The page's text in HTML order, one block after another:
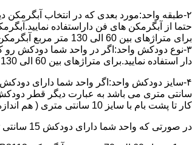
حتما از آبگرمکن های فن داراستفاده
برای متراژهای بین 60 الی 130 متر مربع آبگرمکن B3315IF و متراژهای بالای 130 متر مربع آبگرمکن B3318IF مناسب می باشد.
۳-نوع دودکش واحد:اگر در واحد شما دودکش رو
دار استفاده نمایید.برای متراژهای بین 60 الی 130 متر مربع آبگرمکن B3315IF و متراژهای بالای 130 متر مربع آبگرمکن B3318IF مناسب می باشد.
کار تا پشت بام با سایز 10 سانتی متری ( هم اندازه دودکش بخاری) داشته باشد تنها می توانید از آبگرمکن BX114 استفاده نمایید.
در صورتی که واحد شما دارای دودکش 15 سانتی تو کار می باشد بر اساس متراژ می توانید دستگاه های زیر را انتخاب نمایید: